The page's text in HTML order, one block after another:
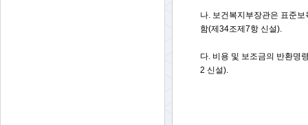
나. 보건복지부장관은 표준
함(제34조제7항 신설).
다. 비용 및 보조금의 반환명
2 신설).